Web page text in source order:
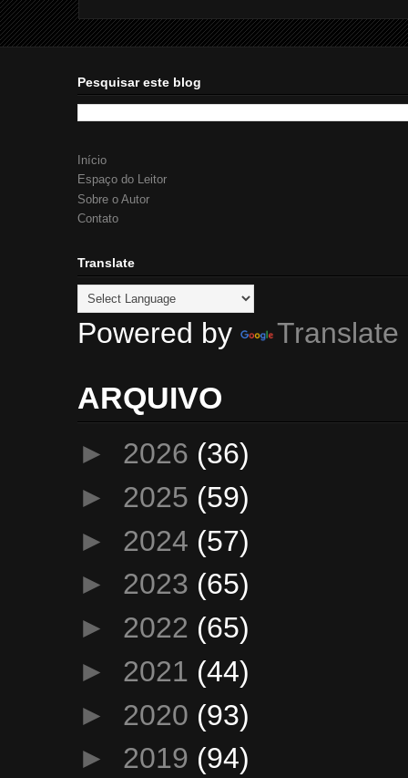
Pesquisar este blog
Início
Espaço do Leitor
Sobre o Autor
Contato
Translate
Powered by Translate
ARQUIVO
► 2026 (36)
► 2025 (59)
► 2024 (57)
► 2023 (65)
► 2022 (65)
► 2021 (44)
► 2020 (93)
► 2019 (94)